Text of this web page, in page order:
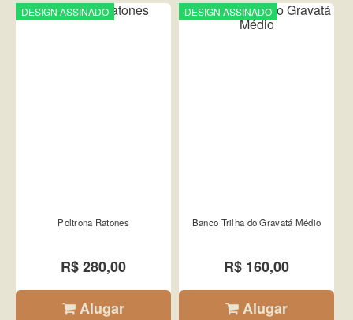
DESIGN ASSINADO
Poltrona Ratones
R$ 280,00
Alugar
DESIGN ASSINADO
Banco Trilha do Gravatá Médio
R$ 160,00
Alugar